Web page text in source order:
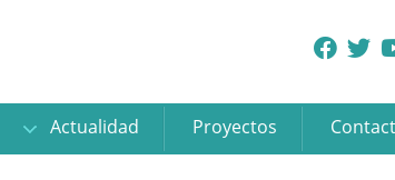
Actualidad Proyectos